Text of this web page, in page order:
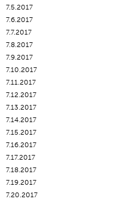
7.5.2017
7.6.2017
7.7.2017
7.8.2017
7.9.2017
7.10.2017
7.11.2017
7.12.2017
7.13.2017
7.14.2017
7.15.2017
7.16.2017
7.17.2017
7.18.2017
7.19.2017
7.20.2017